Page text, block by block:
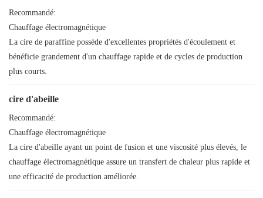
Recommandé:
Chauffage électromagnétique
La cire de paraffine possède d'excellentes propriétés d'écoulement et
bénéficie grandement d'un chauffage rapide et de cycles de production
plus courts.
cire d'abeille
Recommandé:
Chauffage électromagnétique
La cire d'abeille ayant un point de fusion et une viscosité plus élevés, le
chauffage électromagnétique assure un transfert de chaleur plus rapide et
une efficacité de production améliorée.